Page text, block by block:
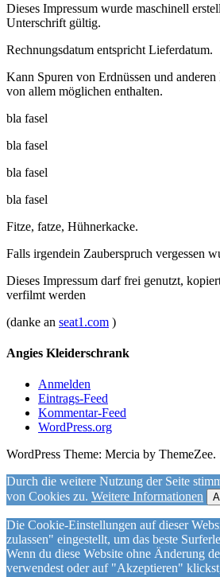
Dieses Impressum wurde maschinell
Unterschrift gültig.
Rechnungsdatum entspricht Lieferdatum.
Kann Spuren von Erdnüssen und
von allem möglichen enthalten.
bla fasel
bla fasel
bla fasel
bla fasel
Fitze, fatze, Hühnerkacke.
Falls irgendein Zauberspruch vergessen
Dieses Impressum darf frei genutzt,
verfilmt werden
(danke an seat1.com )
Angies Kleiderschrank
Anmelden
Eintrags-Feed
Kommentar-Feed
WordPress.org
WordPress Theme: Mercia by ThemeZee.
Durch die weitere Nutzung der Seite
von Cookies zu. Weitere Informationen
Die Cookie-Einstellungen auf dieser
zulassen" eingestellt, um das beste
Wenn du diese Website ohne Änderung
verwendest oder auf "Akzeptieren"